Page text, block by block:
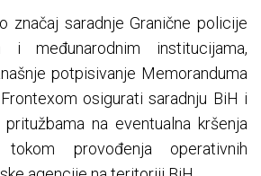
značaj saradnje Granične policije
međunarodnim institucijama,
potpisivanje Memoranduma
osigurati saradnju BiH i
na eventualna kršenja
provođenja operativnih